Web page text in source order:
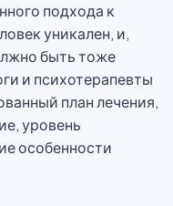
подхода к
уникален, и,
быть тоже
и психотерапевты
план лечения,
уровень
особенности